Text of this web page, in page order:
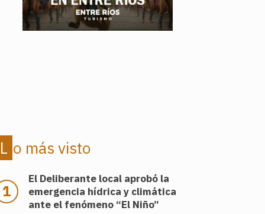
Lo más visto
El Deliberante local aprobó la
emergencia hídrica y climática
ante el fenómeno “El Niño”